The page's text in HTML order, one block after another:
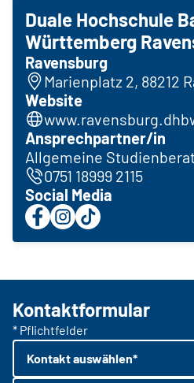
Duale Hochschule
Württemberg
Ravensburg
Marienplatz 2, 88212
Website
Ansprechpartner/in
Allgemeine
0751 18999 2115
Social Media
Kontaktformular
* Pflichtfelder
Kontakt auswählen*